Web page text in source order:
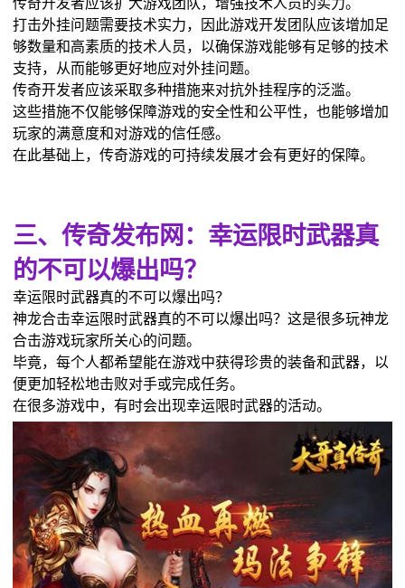
打击外挂问题需要技术实力，因此游戏开发团队应该增加足
够数量和高素质的技术人员，以确保游戏能够有足够的技术
支持，从而能够更好地应对外挂问题。
传奇开发者应该采取多种措施来对抗外挂程序的泛滥。
这些措施不仅能够保障游戏的安全性和公平性，也能够增加
玩家的满意度和对游戏的信任感。
在此基础上，传奇游戏的可持续发展才会有更好的保障。
三、传奇发布网：幸运限时武器真
的不可以爆出吗？
幸运限时武器真的不可以爆出吗？
神龙合击幸运限时武器真的不可以爆出吗？这是很多玩神龙
合击游戏玩家所关心的问题。
毕竟，每个人都希望能在游戏中获得珍贵的装备和武器，以
便更加轻松地击败对手或完成任务。
在很多游戏中，有时会出现幸运限时武器的活动。